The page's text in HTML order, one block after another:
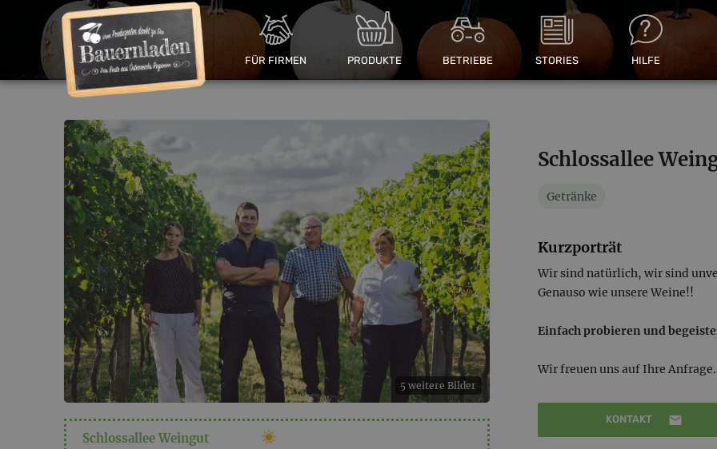
FÜR FIRMEN PRODUKTE BETRIEBE STORIES HILFE
5 weitere Bilder
Schlossallee Weingut
Schlossallee
Getränke
Kurzporträt
Wir sind natürlich, wir sind
Genauso wie unsere Weine!!
Einfach probieren und
Wir freuen uns auf Ihre Anfrage.
KONTAKT